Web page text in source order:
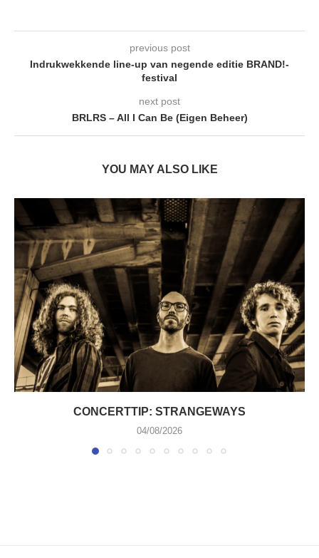
previous post
Indrukwekkende line-up van negende editie BRAND!-
festival
next post
BRLRS – All I Can Be (Eigen Beheer)
YOU MAY ALSO LIKE
CONCERTTIP: STRANGEWAYS
04/08/2026